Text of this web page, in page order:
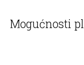
Mogućnosti